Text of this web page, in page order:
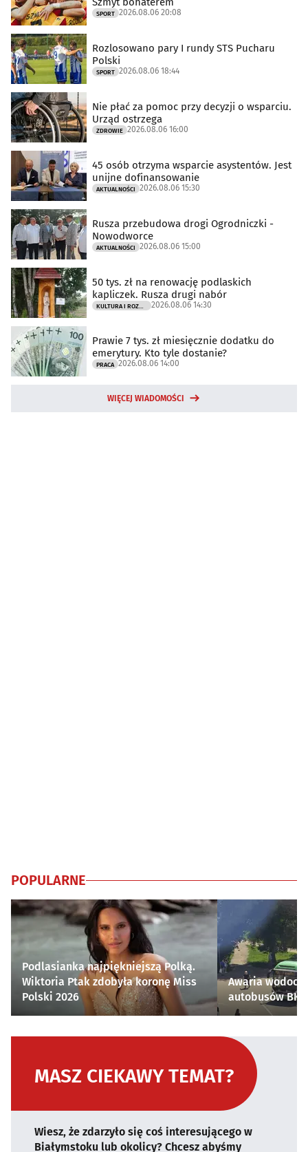
SPORT 2026.08.06 20:08
Rozlosowano pary I rundy STS Pucharu
Polski
SPORT 2026.08.06 18:44
Nie płać za pomoc przy decyzji o wsparciu.
Urząd ostrzega
ZDROWIE 2026.08.06 16:00
45 osób otrzyma wsparcie asystentów. Jest
unijne dofinansowanie
AKTUALNOŚCI 2026.08.06 15:30
Rusza przebudowa drogi Ogrodniczki -
Nowodworce
AKTUALNOŚCI 2026.08.06 15:00
50 tys. zł na renowację podlaskich
kapliczek. Rusza drugi nabór
2026.08.06 14:30
Prawie 7 tys. zł miesięcznie dodatku do
emerytury. Kto tyle dostanie?
PRACA 2026.08.06 14:00
WIĘCEJ WIADOMOŚCI
POPULARNE
Podlasianka najpiękniejszą Polką.
Wiktoria Ptak zdobyła koronę Miss
Polski 2026
Awaria
autobusów
MASZ CIEKAWY TEMAT?
Wiesz, że zdarzyło się coś interesującego w
Białymstoku lub okolicy? Chcesz abyśmy